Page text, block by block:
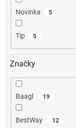
Novinka 5
Tip 5
Značky
Baagl 19
BestWay 12